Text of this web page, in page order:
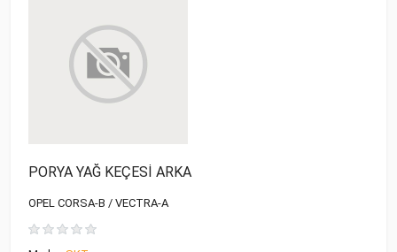
PORYA YAĞ KEÇESİ ARKA
OPEL CORSA-B / VECTRA-A